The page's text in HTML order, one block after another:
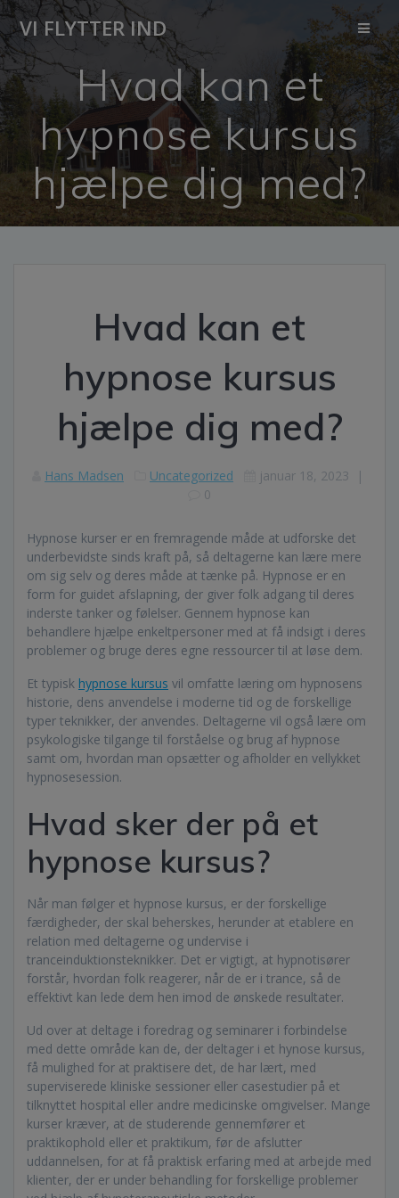
Skip
VI FLYTTER IND
Hvad kan et
hypnose kursus
hjælpe dig med?
Hvad kan et
hypnose kursus
hjælpe dig med?
Hans Madsen Uncategorized januar 18, 2023 |
0
Hypnose kurser er en fremragende måde at udforske det
underbevidste sinds kraft på, så deltagerne kan lære mere
om sig selv og deres måde at tænke på. Hypnose er en
form for guidet afslapning, der giver folk adgang til deres
inderste tanker og følelser. Gennem hypnose kan
behandlere hjælpe enkeltpersoner med at få indsigt i deres
problemer og bruge deres egne ressourcer til at løse dem.
Et typisk hypnose kursus vil omfatte læring om hypnosens
historie, dens anvendelse i moderne tid og de forskellige
typer teknikker, der anvendes. Deltagerne vil også lære om
psykologiske tilgange til forståelse og brug af hypnose
samt om, hvordan man opsætter og afholder en vellykket
hypnosesession.
Hvad sker der på et
hypnose kursus?
Når man følger et hypnose kursus, er der forskellige
færdigheder, der skal beherskes, herunder at etablere en
relation med deltagerne og undervise i
tranceinduktionsteknikker. Det er vigtigt, at hypnotisører
forstår, hvordan folk reagerer, når de er i trance, så de
effektivt kan lede dem hen imod de ønskede resultater.
Ud over at deltage i foredrag og seminarer i forbindelse
med dette område kan de, der deltager i et hynose kursus,
få mulighed for at praktisere det, de har lært, med
superviserede kliniske sessioner eller casestudier på et
tilknyttet hospital eller andre medicinske omgivelser. Mange
kurser kræver, at de studerende gennemfører et
praktikophold eller et praktikum, før de afslutter
uddannelsen, for at få praktisk erfaring med at arbejde med
klienter, der er under behandling for forskellige problemer